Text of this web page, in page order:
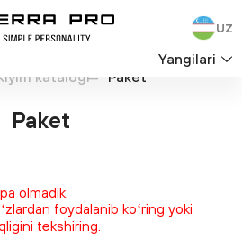
UZ
katalogi Paket
Paket
Yangilari
olmadik.
foydalanib koʻring yoki
tekshiring.